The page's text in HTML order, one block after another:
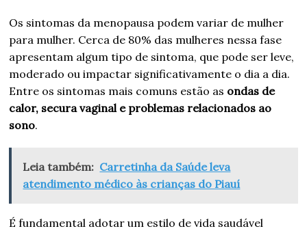
Os sintomas da menopausa podem variar de mulher
para mulher. Cerca de 80% das mulheres nessa fase
apresentam algum tipo de sintoma, que pode ser leve,
moderado ou impactar significativamente o dia a dia.
Entre os sintomas mais comuns estão as ondas de
calor, secura vaginal e problemas relacionados ao
sono.
Leia também: Carretinha da Saúde leva
atendimento médico às crianças do Piauí
É fundamental adotar um estilo de vida saudável